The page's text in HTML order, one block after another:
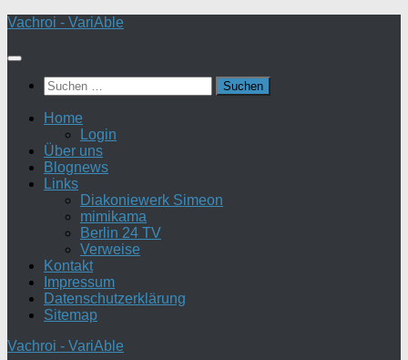
Zum
springen
Vachroi - VariAble
Suchen
nach:
Home
Login
Über uns
Blognews
Links
Diakoniewerk Simeon
mimikama
Berlin 24 TV
Verweise
Kontakt
Impressum
Datenschutzerklärung
Sitemap
Vachroi - VariAble